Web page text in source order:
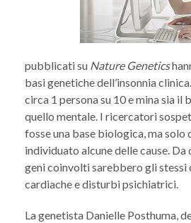
pubblicati su Nature Genetics
basi genetiche dell’insonnia
circa 1 persona su 10 e mina sia il
quello mentale. I ricercatori
fosse una base biologica, ma solo
individuato alcune delle cause. Da
geni coinvolti sarebbero gli stessi
cardiache e disturbi psichiatrici.
La genetista Danielle Posthuma,